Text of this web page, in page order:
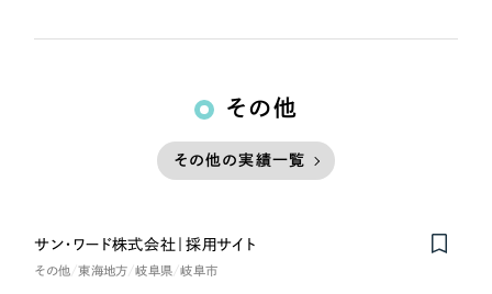
その他
その他の実績一覧
サン・ワード株式会社｜採用サイト
その他 東海地方 岐阜県 岐阜市